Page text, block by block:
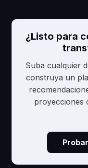
¿Listo para
Suba cualquier
construya un
proyecciones